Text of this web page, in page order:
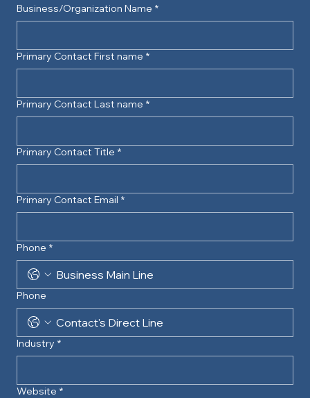
Business/Organization Name *
Primary Contact First name *
Primary Contact Last name *
Primary Contact Title *
Primary Contact Email *
Phone *
Phone
Industry *
Website *